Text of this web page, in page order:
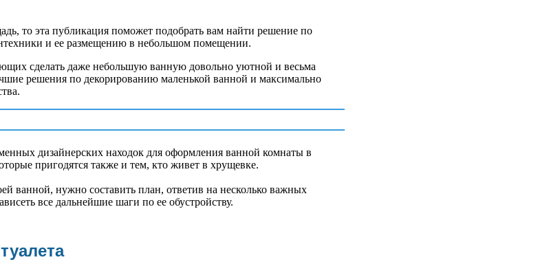
то эта публикация поможет подобрать вам найти решение по
и ее размещению в небольшом помещении.
сделать даже небольшую ванную довольно уютной и весьма
решения по декорированию маленькой ванной и максимально
дизайнерских находок для оформления ванной комнаты в
пригодятся также и тем, кто живет в хрущевке.
ванной, нужно составить план, ответив на несколько важных
все дальнейшие шаги по ее обустройству.